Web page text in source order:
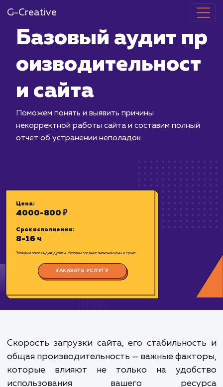
G-Creative
Базовый
и сайта
отчет об устранении неполадок.
4000-800 ₽
*Каждый заказ индивидуален. Указаны средние значения цены и срока.
Скорость загрузки сайта, его